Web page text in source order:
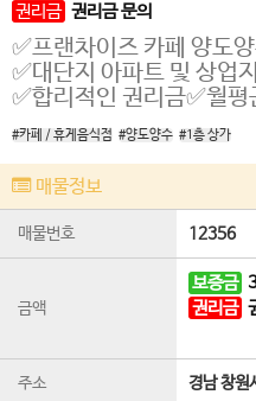
권리금 권리금 문의
✅️프랜차이즈 카페 양도
✅️대단지 아파트 및 상업
✅️합리적인 권리금✅️월
#카페 / 휴게음식점 #양도양수 #1층 상가
매물정보
매물번호 12356
금액
보증금
권리금
주소 경남 창원